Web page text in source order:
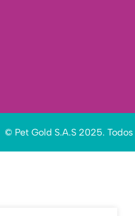
© Pet Gold S.A.S 2025.